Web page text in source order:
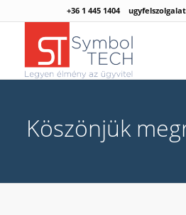
+36 1 445 1404
Köszönjük